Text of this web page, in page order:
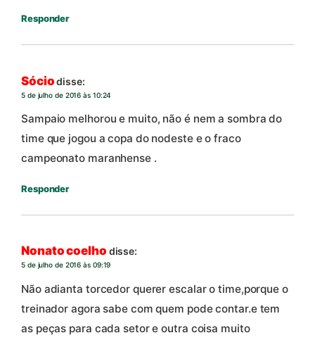
Responder
Sócio disse:
5 de julho de 2016 às 10:24
Sampaio melhorou e muito, não é nem a sombra do
time que jogou a copa do nodeste e o fraco
campeonato maranhense .
Responder
Nonato coelho disse:
5 de julho de 2016 às 09:19
Não adianta torcedor querer escalar o time,porque o
treinador agora sabe com quem pode contar.e tem
as peças para cada setor e outra coisa muito